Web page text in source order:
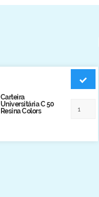
Carteira
Universitária C 50
Resina Colors